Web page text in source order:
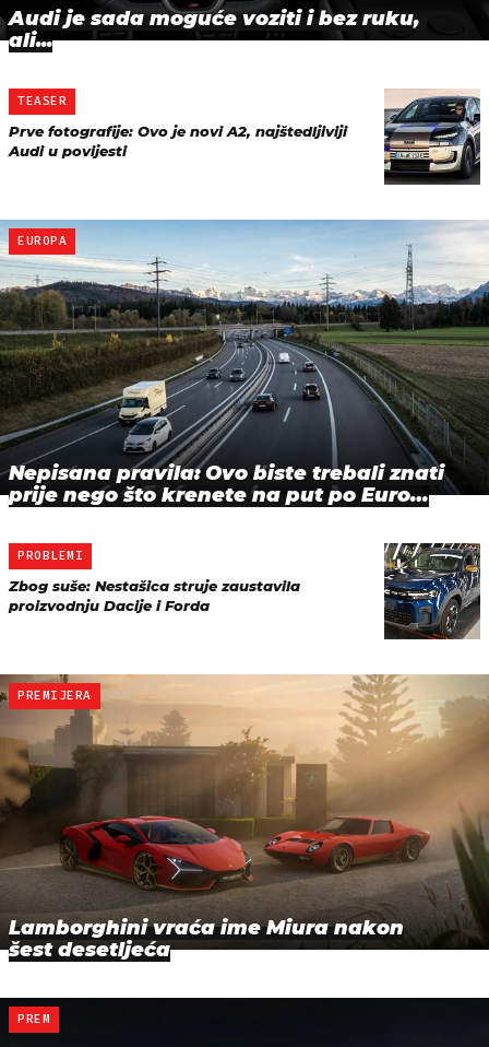
Audi je sada moguće voziti i bez ruku,
ali...
TEASER
Prve fotografije: Ovo je novi A2, najštedljiviji
Audi u povijesti
EUROPA
Nepisana pravila: Ovo biste trebali znati
prije nego što krenete na put po Euro…
PROBLEMI
Zbog suše: Nestašica struje zaustavila
proizvodnju Dacije i Forda
PREMIJERA
Lamborghini vraća ime Miura nakon
šest desetljeća
PREM